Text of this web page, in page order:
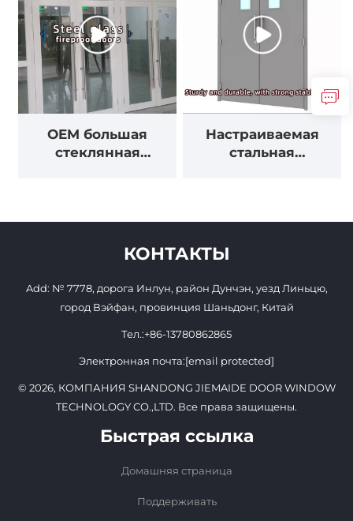
проектов по всему
миру
OEM большая
стеклянная
производителя с
панелью
Настраиваемая
стальная
дизайн и размер
безопасности
КОНТАКТЫ
Add: № 7778, дорога Инлун, район Дунчэн, уезд Линьцю,
город Вэйфан, провинция Шаньдонг, Китай
Тел.:+86-13780862865
Электронная почта:[email protected]
© 2026, КОМПАНИЯ SHANDONG JIEMAIDE DOOR WINDOW
TECHNOLOGY CO.,LTD. Все права защищены.
Быстрая ссылка
Домашняя страница
Поддерживать